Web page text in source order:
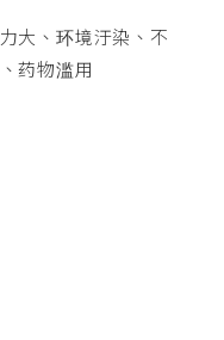
大、环境汙染、不
药物滥用